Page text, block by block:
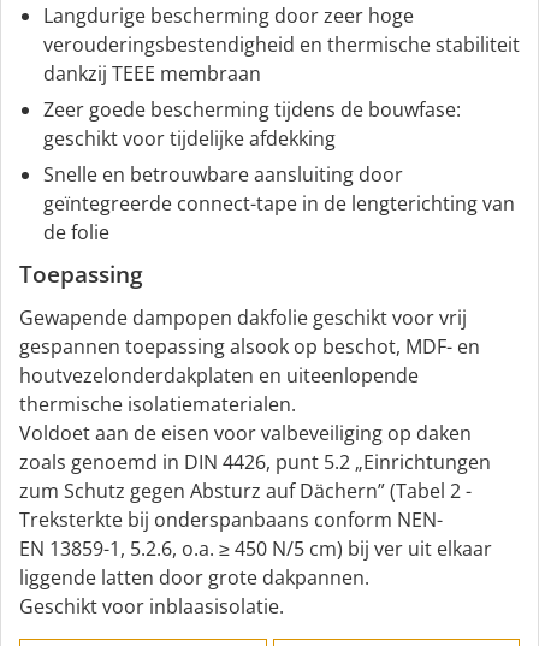
Langdurige bescherming door zeer hoge
verouderingsbestendigheid en thermische stabiliteit
dankzij TEEE membraan
Zeer goede bescherming tijdens de bouwfase:
geschikt voor tijdelijke afdekking
Snelle en betrouwbare aansluiting door
geïntegreerde connect-tape in de lengterichting van
de folie
Toepassing
Gewapende dampopen dakfolie geschikt voor vrij
gespannen toepassing alsook op beschot, MDF- en
houtvezelonderdakplaten en uiteenlopende
thermische isolatiematerialen.
Voldoet aan de eisen voor valbeveiliging op daken
zoals genoemd in DIN 4426, punt 5.2 „Einrichtungen
zum Schutz gegen Absturz auf Dächern” (Tabel 2 -
Treksterkte bij onderspanbaans conform NEN-
EN 13859-1, 5.2.6, o.a. ≥ 450 N/5 cm) bij ver uit elkaar
liggende latten door grote dakpannen.
Geschikt voor inblaasisolatie.